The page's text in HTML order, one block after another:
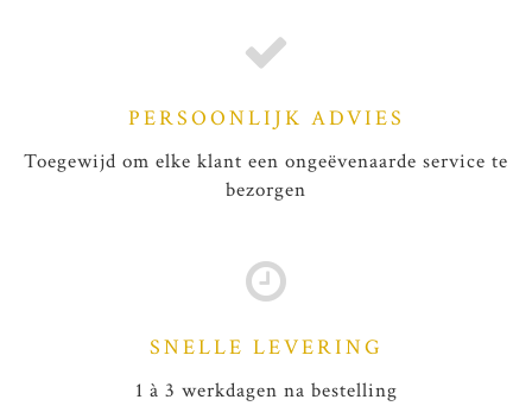
PERSOONLIJK ADVIES
Toegewijd om elke klant een ongeëvenaarde service te
bezorgen
SNELLE LEVERING
1 à 3 werkdagen na bestelling